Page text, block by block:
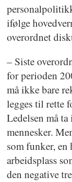
ifølge
overordnet
– Siste
for perioden
må ikke bare
legges til rette
Ledelsen må
mennesker.
som funker, en
arbeidsplass
den negative